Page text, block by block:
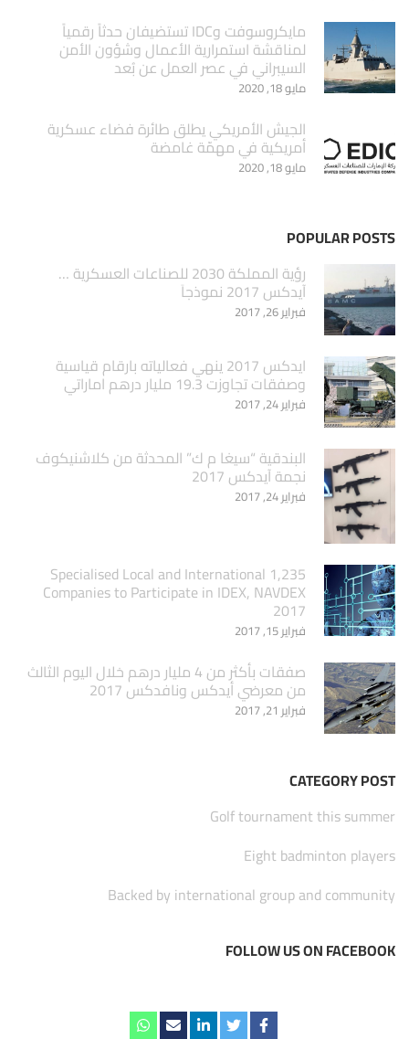
مايكروسوفت وIDC تستضيفان حدثاً رقمياً
لمناقشة استمرارية الأعمال وشؤون الأمن
السيبراني في عصر العمل عن بُعد
مايو 18, 2020
الجيش الأمريكي يطلق طائرة فضاء عسكرية
أمريكية في مهمّة غامضة
مايو 18, 2020
POPULAR POSTS
‏رؤية المملكة 2030 للصناعات العسكرية …
آيدكس 2017 نموذجاَ
فبراير 26, 2017
ايدكس 2017 ينهي فعالياته بارقام قياسية
وصفقات تجاوزت 19.3 مليار درهم اماراتي
فبراير 24, 2017
البندقية “سيغا م ك” المحدثة من كلاشنيكوف
نجمة آيدكس 2017
فبراير 24, 2017
1,235 Specialised Local and International
Companies to Participate in IDEX, NAVDEX
2017
فبراير 15, 2017
صفقات بأكثر من 4 مليار درهم خلال اليوم الثالث
من معرضي أيدكس ونافدكس 2017
فبراير 21, 2017
CATEGORY POST
Golf tournament this summer
Eight badminton players
Backed by international group and community
FOLLOW US ON FACEBOOK